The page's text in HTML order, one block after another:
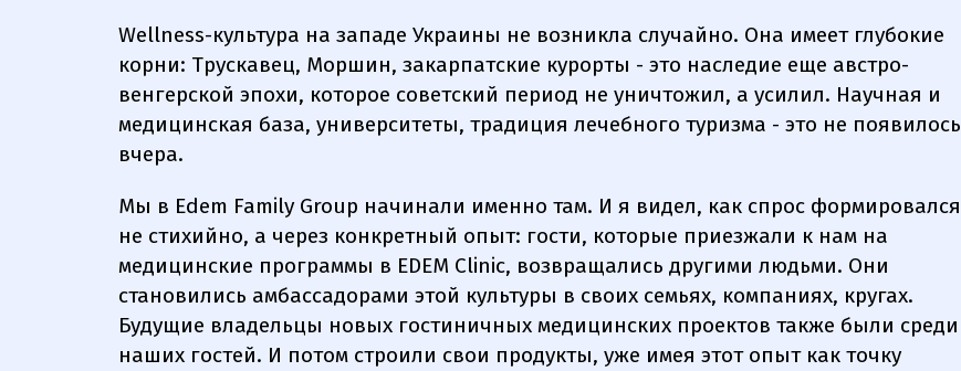
Wellness-культура на западе Украины не возникла случайно. Она имеет глубокие
корни: Трускавец, Моршин, закарпатские курорты - это наследие еще австро-
венгерской эпохи, которое советский период не уничтожил, а усилил. Научная и
медицинская база, университеты, традиция лечебного туризма - это не появилось
вчера.
Мы в Edem Family Group начинали именно там. И я видел, как спрос формировался
не стихийно, а через конкретный опыт: гости, которые приезжали к нам на
медицинские программы в EDEM Clinic, возвращались другими людьми. Они
становились амбассадорами этой культуры в своих семьях, компаниях, кругах.
Будущие владельцы новых гостиничных медицинских проектов также были среди
наших гостей. И потом строили свои продукты, уже имея этот опыт как точку